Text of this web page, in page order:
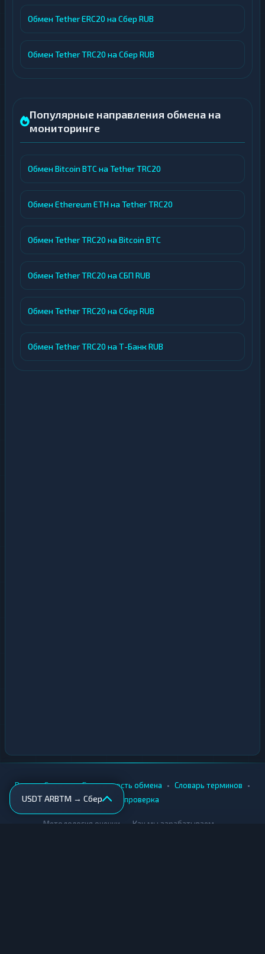
Обмен Tether ERC20 на Сбер RUB
Обмен Tether TRC20 на Сбер RUB
Популярные направления обмена на
мониторинге
Обмен Bitcoin BTC на Tether TRC20
Обмен Ethereum ETH на Tether TRC20
Обмен Tether TRC20 на Bitcoin BTC
Обмен Tether TRC20 на СБП RUB
Обмен Tether TRC20 на Сбер RUB
Обмен Tether TRC20 на Т-Банк RUB
USDT ARBTM → Сбер
Вики • Города • Безопасность обмена • Словарь терминов •
AML-проверка
Методология оценки Как мы зарабатываем